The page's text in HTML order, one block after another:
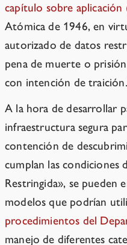
capítulo sobre aplicación
Atómica de 1946, en
autorizado de datos
pena de muerte o prisión
con intención de traición.
A la hora de desarrollar
infraestructura segura
contención de
cumplan las condiciones
Restringida», se pueden
modelos que podrían
procedimientos del
manejo de diferentes